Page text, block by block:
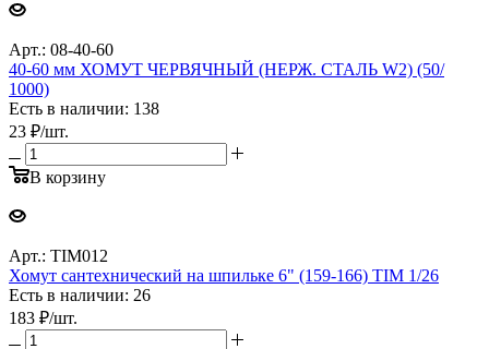
Арт.: 08-40-60
40-60 мм ХОМУТ ЧЕРВЯЧНЫЙ (НЕРЖ. СТАЛЬ W2) (50/
1000)
Есть в наличии: 138
23 ₽/шт.
В корзину
Арт.: TIM012
Хомут сантехнический на шпильке 6" (159-166) TIM 1/26
Есть в наличии: 26
183 ₽/шт.